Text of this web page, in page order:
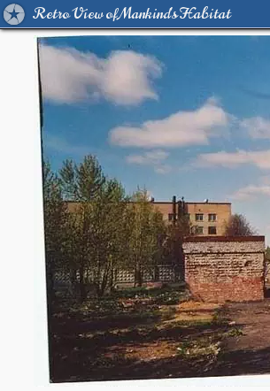
Retro View of Mankind's Habitat